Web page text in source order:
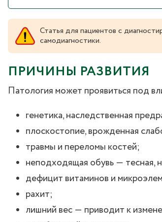
Статья для пациентов с
самодиагностики.
ПРИЧИНЫ РАЗВИТИЯ
Патология может проявиться под
генетика, наследственная
плоскостопие, врожденная
травмы и переломы костей;
неподходящая обувь ― тесная,
дефицит витаминов и
рахит;
лишний вес ― приводит к